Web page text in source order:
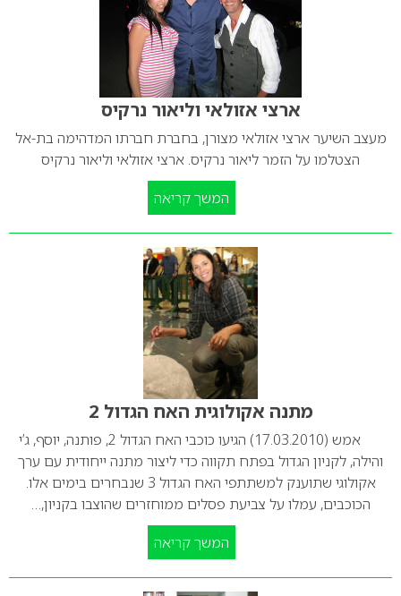
ארצי אזולאי וליאור נרקיס
מעצב השיער ארצי אזולאי מצורן, בחברת חברתו המדהימה בת-אל
הצטלמו על הזמר ליאור נרקיס. ארצי אזולאי וליאור נרקיס
המשך קריאה
מתנה אקולוגית האח הגדול 2
אמש (17.03.2010) הגיעו כוכבי האח הגדול 2, פותנה, יוסף, ג’י
והילה, לקניון הגדול בפתח תקווה כדי ליצור מתנה ייחודית עם ערך
אקולוגי שתוענק למשתתפי האח הגדול 3 שנבחרים בימים אלו.
הכוכבים, עמלו על צביעת פסלים ממוחזרים שהוצבו בקניון,…
המשך קריאה